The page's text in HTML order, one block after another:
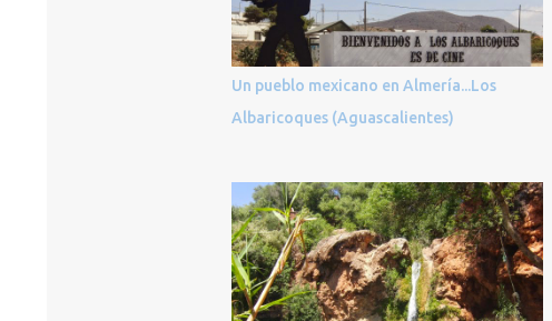
Un pueblo mexicano en Almería...Los
Albaricoques (Aguascalientes)